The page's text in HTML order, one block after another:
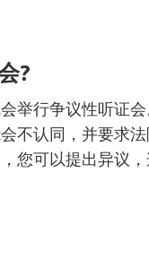
?
举行争议性听证会
不认同，并要求法
您可以提出异议，